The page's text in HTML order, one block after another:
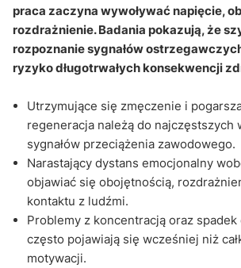
praca zaczyna wywoływać napięcie,
rozdrażnienie. Badania pokazują, że
rozpoznanie sygnałów
ryzyko długotrwałych konsekwencji
Utrzymujące się zmęczenie i
regeneracja należą do najczęstszych
sygnałów przeciążenia zawodowego.
Narastający dystans emocjonalny
objawiać się obojętnością,
kontaktu z ludźmi.
Problemy z koncentracją oraz
często pojawiają się wcześniej niż
motywacji.